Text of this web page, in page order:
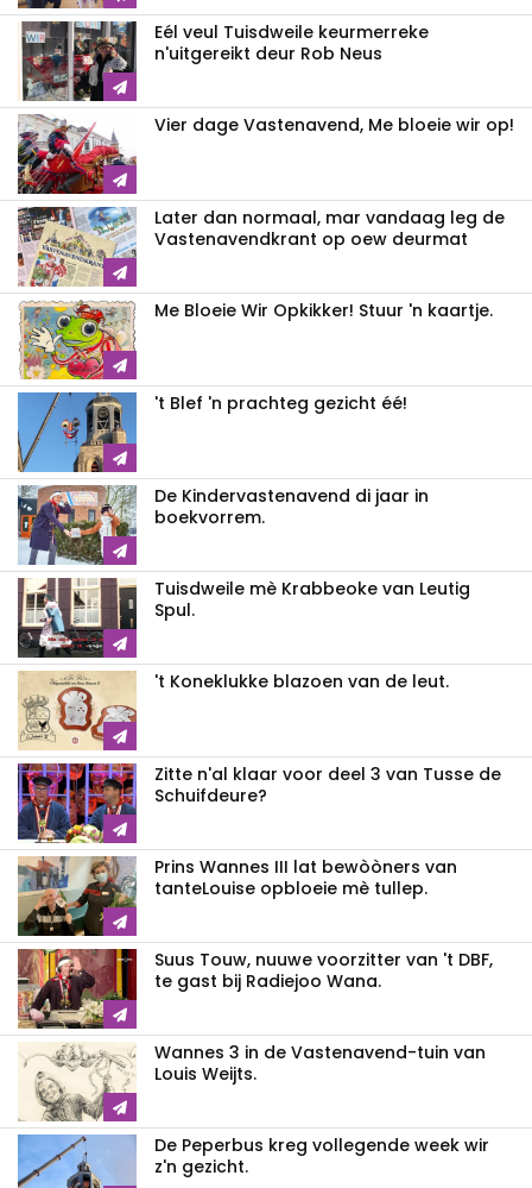
Eél veul Tuisdweile keurmerreke
n'uitgereikt deur Rob Neus
Vier dage Vastenavend, Me bloeie wir op!
Later dan normaal, mar vandaag leg de
Vastenavendkrant op oew deurmat
Me Bloeie Wir Opkikker! Stuur 'n kaartje.
't Blef 'n prachteg gezicht éé!
De Kindervastenavend di jaar in
boekvorrem.
Tuisdweile mè Krabbeoke van Leutig
Spul.
't Koneklukke blazoen van de leut.
Zitte n'al klaar voor deel 3 van Tusse de
Schuifdeure?
Prins Wannes III lat bewòòners van
tanteLouise opbloeie mè tullep.
Suus Touw, nuuwe voorzitter van 't DBF,
te gast bij Radiejoo Wana.
Wannes 3 in de Vastenavend-tuin van
Louis Weijts.
De Peperbus kreg vollegende week wir
z'n gezicht.